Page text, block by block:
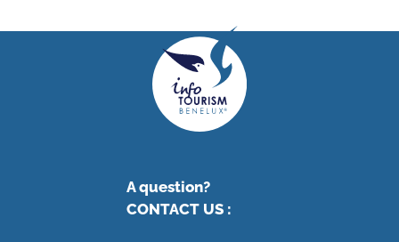
A question?
CONTACT US: